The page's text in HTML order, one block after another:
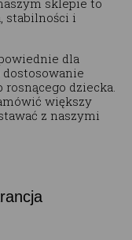
sklepie to
stabilności i
dla
dziecka.
większy
z naszymi